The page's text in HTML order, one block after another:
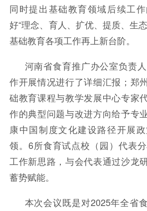
同时提出基础教育领域后续工
好“理念、育人、扩优、提质、生
基础教育各项工作再上新台阶。
河南省食育推广办公室负责
作开展情况进行了详细汇报；郑
础教育课程与教学发展中心专家
作的典型问题与改进方向给予专
康中国制度文化建设路径开展
领。6所食育试点校（园）代表
工作新思路，与会代表通过沙龙
蓄势赋能。
本次会议既是对2025年全省